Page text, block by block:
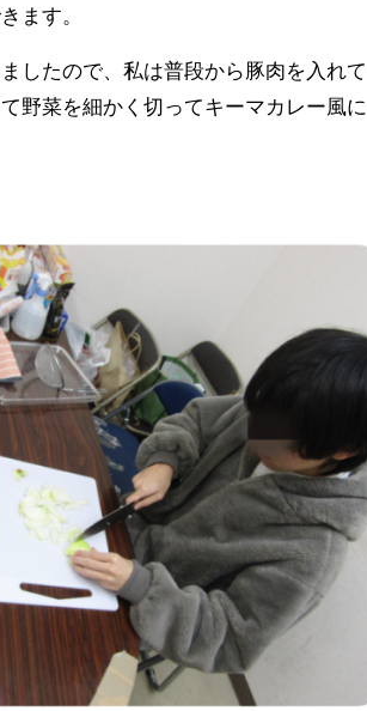
ます。
したので、私は普段から豚肉を入れて
野菜を細かく切ってキーマカレー風に